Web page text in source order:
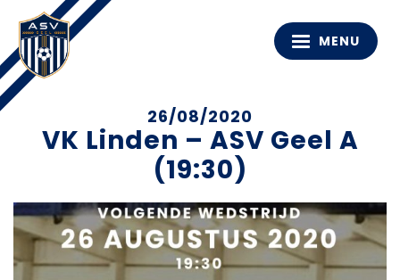
MENU
26/08/2020
VK Linden – ASV Geel A
(19:30)